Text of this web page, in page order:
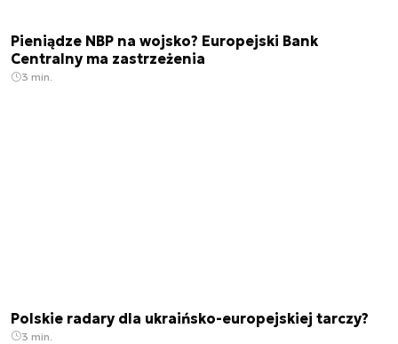
Pieniądze NBP na wojsko? Europejski Bank
Centralny ma zastrzeżenia
3 min.
Polskie radary dla ukraińsko-europejskiej tarczy?
3 min.